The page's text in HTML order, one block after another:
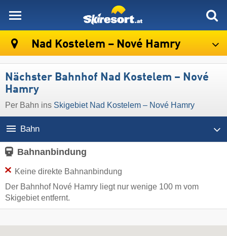
Nad Kostelem – Nové Hamry
Nächster Bahnhof Nad Kostelem – Nové
Hamry
Per Bahn ins Skigebiet Nad Kostelem – Nové Hamry
Bahn
Bahnanbindung
Keine direkte Bahnanbindung
Der Bahnhof Nové Hamry liegt nur wenige 100 m vom
Skigebiet entfernt.